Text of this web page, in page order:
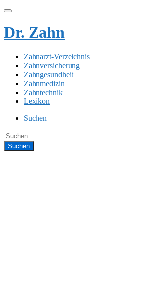
Dr. Zahn
Zahnarzt-Verzeichnis
Zahnversicherung
Zahngesundheit
Zahnmedizin
Zahntechnik
Lexikon
Suchen